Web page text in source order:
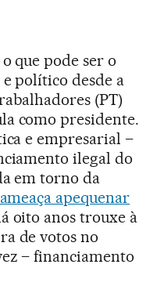
que pode ser o
político desde a
(PT)
como presidente.
e empresarial –
ilegal do
em torno da
ameaça apequenar
oito anos trouxe à
de votos no
– financiamento